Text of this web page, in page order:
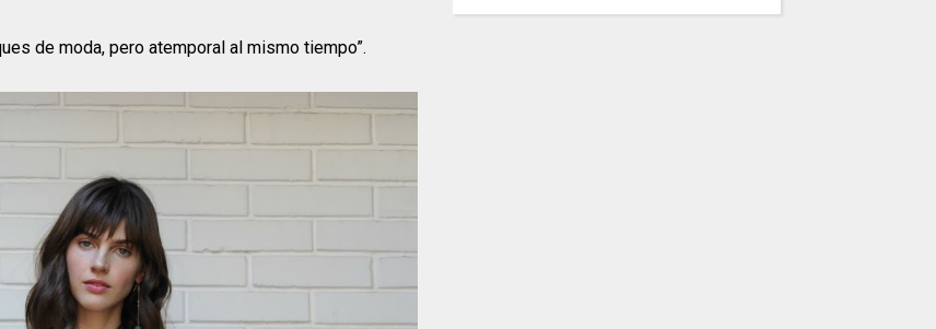
de moda, pero atemporal al mismo tiempo”.